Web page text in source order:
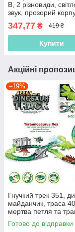
B, 2 різновиди,
звук, прозорий
347,77 ₴ 419 ₴
Купити
Акційні
–19%
Гнучкий трек 351,
майданчик, траса
мертва петля та
175 елементів
Готово до відправки